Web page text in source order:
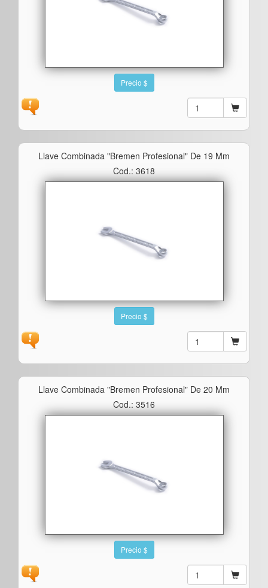
Precio $
Llave Combinada "bremen Profesional" De 19 Mm
Cod.: 3618
Precio $
Llave Combinada "bremen Profesional" De 20 Mm
Cod.: 3516
Precio $